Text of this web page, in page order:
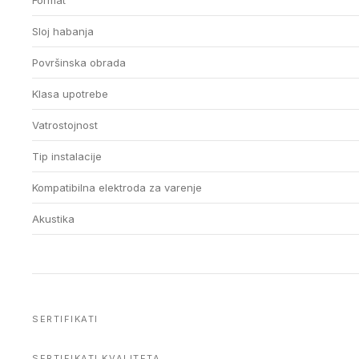
Sloj habanja
Površinska obrada
Klasa upotrebe
Vatrostojnost
Tip instalacije
Kompatibilna elektroda za varenje
Akustika
SERTIFIKATI